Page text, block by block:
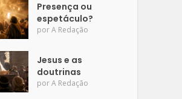
Presença ou
espetáculo?
porA Redação
Jesus e as
doutrinas
porA Redação